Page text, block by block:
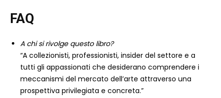
FAQ
A chi si rivolge questo libro?
“A collezionisti, professionisti, insider del settore e a
tutti gli appassionati che desiderano comprendere i
meccanismi del mercato dell’arte attraverso una
prospettiva privilegiata e concreta.”